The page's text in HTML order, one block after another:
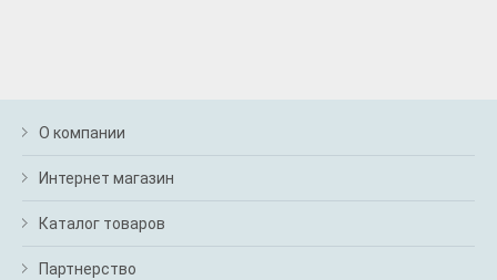
О компании
Интернет магазин
Каталог товаров
Партнерство